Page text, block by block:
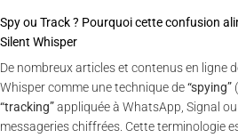
Spy ou Track ? Pourquoi cette confusion
Silent Whisper
De nombreux articles et contenus en ligne
Whisper comme une technique de“spying”
“tracking”appliquée à WhatsApp, Signal
messageries chiffrées. Cette terminologie